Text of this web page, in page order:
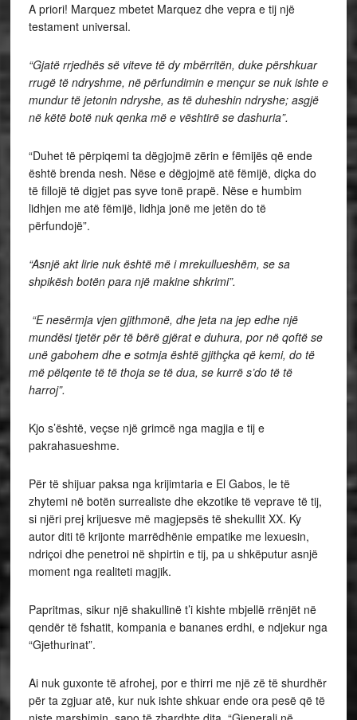
A priori! Marquez mbetet Marquez dhe vepra e tij një
testament universal.
“Gjatë rrjedhës së viteve të dy mbërritën, duke përshkuar
rrugë të ndryshme, në përfundimin e mençur se nuk ishte e
mundur të jetonin ndryshe, as të duheshin ndryshe; asgjë
në këtë botë nuk qenka më e vështirë se dashuria”.
“Duhet të përpiqemi ta dëgjojmë zërin e fëmijës që ende
është brenda nesh. Nëse e dëgjojmë atë fëmijë, diçka do
të fillojë të digjet pas syve tonë prapë. Nëse e humbim
lidhjen me atë fëmijë, lidhja jonë me jetën do të
përfundojë”.
“Asnjë akt lirie nuk është më i mrekullueshëm, se sa
shpikësh botën para një makine shkrimi”.
“E nesërmja vjen gjithmonë, dhe jeta na jep edhe një
mundësi tjetër për të bërë gjërat e duhura, por në qoftë se
unë gabohem dhe e sotmja është gjithçka që kemi, do të
më pëlqente të të thoja se të dua, se kurrë s’do të të
harroj”.
Kjo s’është, veçse një grimcë nga magjia e tij e
pakrahasueshme.
Për të shijuar paksa nga krijimtaria e El Gabos, le të
zhytemi në botën surrealiste dhe ekzotike të veprave të tij,
si njëri prej krijuesve më magjepsës të shekullit XX. Ky
autor diti të krijonte marrëdhënie empatike me lexuesin,
ndriçoi dhe penetroi në shpirtin e tij, pa u shkëputur asnjë
moment nga realiteti magjik.
Papritmas, sikur një shakullinë t’i kishte mbjellë rrënjët në
qendër të fshatit, kompania e bananes erdhi, e ndjekur nga
“Gjethurinat”.
Ai nuk guxonte të afrohej, por e thirri me një zë të shurdhër
për ta zgjuar atë, kur nuk ishte shkuar ende ora pesë që të